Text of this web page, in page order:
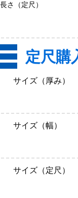
長さ（定尺）
定尺購
サイズ（厚み）
サイズ（幅）
サイズ（定尺）